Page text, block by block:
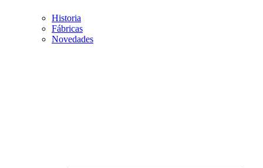
Historia
Fábricas
Novedades